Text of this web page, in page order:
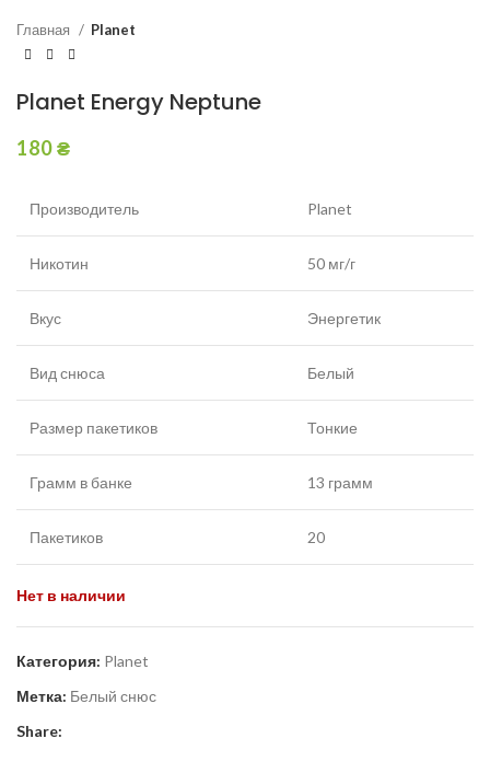
Главная Planet
Planet Energy Neptune
180₴
Производитель Planet
Никотин 50 мг/г
Вкус Энергетик
Вид снюса Белый
Размер пакетиков Тонкие
Грамм в банке 13 грамм
Пакетиков 20
Нет в наличии
Категория: Planet
Метка: Белый снюс
Share: